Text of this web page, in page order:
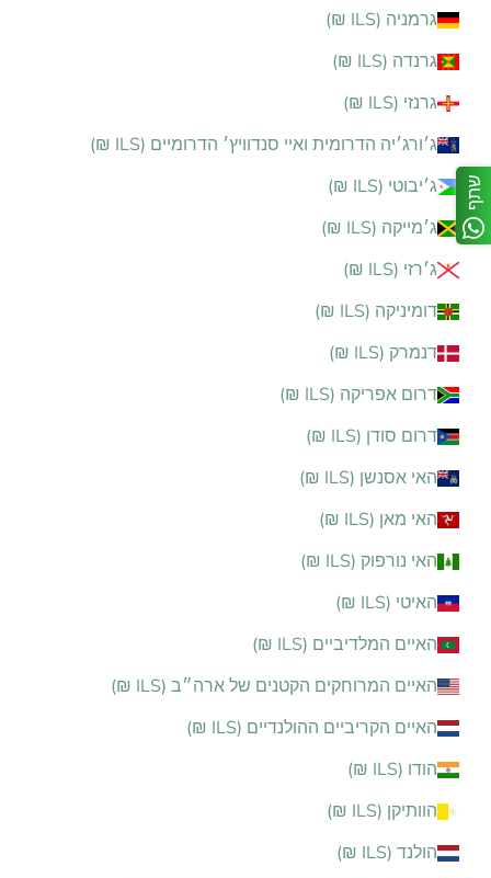
גרמניה (ILS ₪)
גרנדה (ILS ₪)
גרנזי (ILS ₪)
ג׳ורג׳יה הדרומית ואיי סנדוויץ׳ הדרומיים (ILS ₪)
ג׳יבוטי (ILS ₪)
ג׳מייקה (ILS ₪)
ג׳רזי (ILS ₪)
דומיניקה (ILS ₪)
דנמרק (ILS ₪)
דרום אפריקה (ILS ₪)
דרום סודן (ILS ₪)
האי אסנשן (ILS ₪)
האי מאן (ILS ₪)
האי נורפוק (ILS ₪)
האיטי (ILS ₪)
האיים המלדיביים (ILS ₪)
האיים המרוחקים הקטנים של ארה״ב (ILS ₪)
האיים הקריביים ההולנדיים (ILS ₪)
הודו (ILS ₪)
הוותיקן (ILS ₪)
הולנד (ILS ₪)
שתף